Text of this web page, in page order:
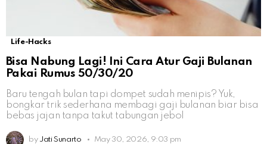
Life-Hacks
Bisa Nabung Lagi! Ini Cara Atur Gaji Bulanan
Pakai Rumus 50/30/20
Baru tengah bulan tapi dompet sudah menipis? Yuk,
bongkar trik sederhana membagi gaji bulanan biar bisa
bebas jajan tanpa takut tabungan jebol
by Jati Sunarto May 30, 2026, 9:03 pm